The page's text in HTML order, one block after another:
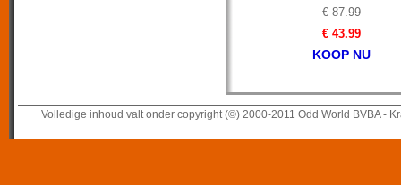
€ 87.99
€ 43.99
KOOP NU
Volledige inhoud valt onder copyright (©) 2000-2011 Odd World BVBA -